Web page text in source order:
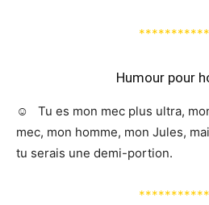
Humour pour
☺️ Tu es mon mec plus ultra,
mec, mon homme, mon Jules,
tu serais une demi-portion.